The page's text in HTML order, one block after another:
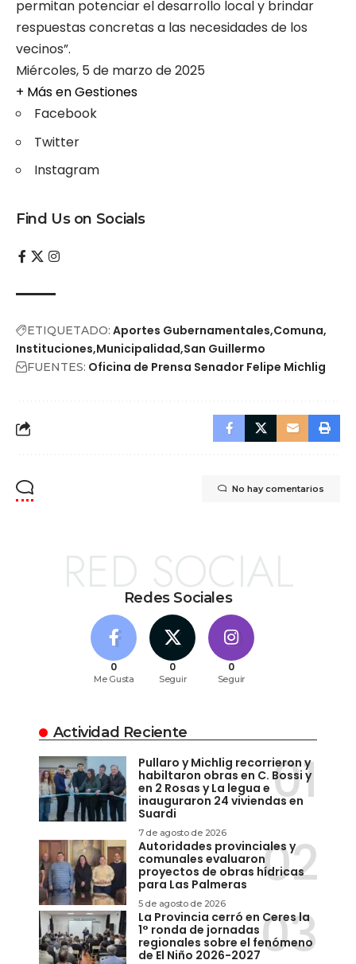
permitan potenciar el desarrollo local y brindar
respuestas concretas a las necesidades de los
vecinos”.
Miércoles, 5 de marzo de 2025
+ Más enGestiones
Facebook
Twitter
Instagram
Find Us on Socials
ETIQUETADO: Aportes Gubernamentales Comuna
Instituciones Municipalidad San Guillermo
FUENTES: Oficina de Prensa Senador Felipe Michlig
No hay comentarios
Redes Sociales
RED SOCIAL
0
Me Gusta
0
Seguir
0
Seguir
Actividad Reciente
Pullaro y Michlig recorrieron y
habiltaron obras en C. Bossi y
en 2 Rosas y La legua e
inauguraron 24 viviendas en
Suardi
7 de agosto de 2026
Autoridades provinciales y
comunales evaluaron
proyectos de obras hídricas
para Las Palmeras
5 de agosto de 2026
La Provincia cerró en Ceres la
1° ronda de jornadas
regionales sobre el fenómeno
de El Niño 2026-2027